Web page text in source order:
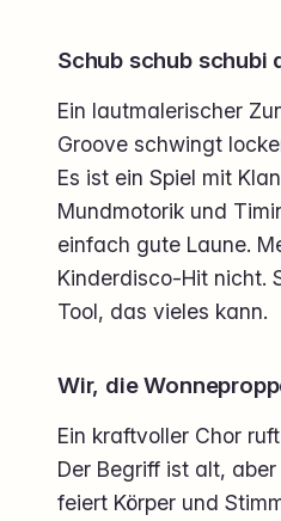
Schub schub schubi
Ein lautmalerischer
Groove schwingt
Es ist ein Spiel mit
Mundmotorik und
einfach gute Laune.
Kinderdisco-Hit nicht.
Tool, das vieles kann.
Wir, die
Ein kraftvoller Chor
Der Begriff ist alt,
feiert Körper und